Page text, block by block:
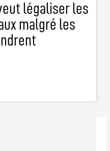
légaliser les
malgré les